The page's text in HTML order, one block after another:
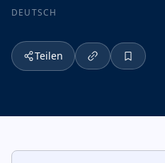
DEUTSCH
Teilen